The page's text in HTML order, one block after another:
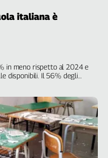
italiana è
in meno rispetto al 2024 e
disponibili. Il 56% degli